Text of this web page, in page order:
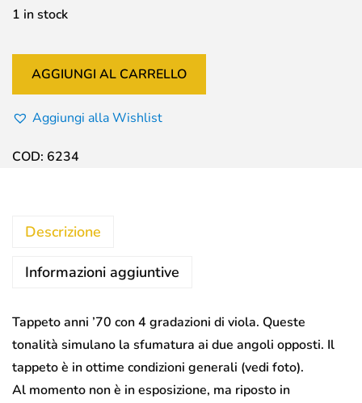
1 in stock
AGGIUNGI AL CARRELLO
Aggiungi alla Wishlist
COD: 6234
Descrizione
Informazioni aggiuntive
Tappeto anni ’70 con 4 gradazioni di viola. Queste
tonalità simulano la sfumatura ai due angoli opposti. Il
tappeto è in ottime condizioni generali (vedi foto).
Al momento non è in esposizione, ma riposto in